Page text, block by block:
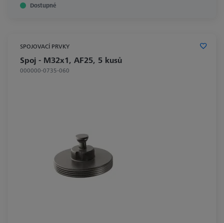
Dostupné
SPOJOVACÍ PRVKY
Spoj - M32x1, AF25, 5 kusů
000000-0735-060